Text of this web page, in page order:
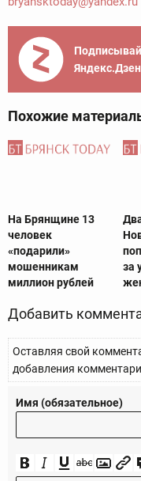
Похожие
На Брянщине 13
человек
«подарили»
мошенникам
миллион рублей
за
Добавить
Оставляя свой
добавления
Имя (обязательное)